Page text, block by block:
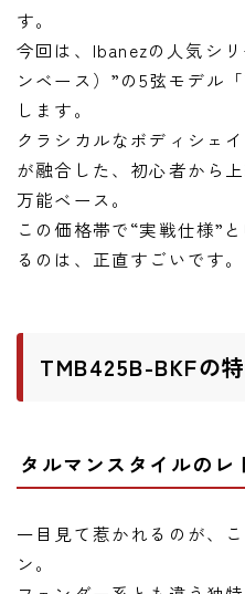
アプリ
レコーディング・DTM/
アクセサリ
ニュース
ニュース
新製品
す。
今回は、Ibanezの人気シ
ンベース）”の5弦モデル
します。
クラシカルなボディシェ
が融合した、初心者から
万能ベース。
この価格帯で“実戦仕様”
るのは、正直すごいです。
TMB425B-BKFの
タルマンスタイルのレ
一目見て惹かれるのが、
ン。